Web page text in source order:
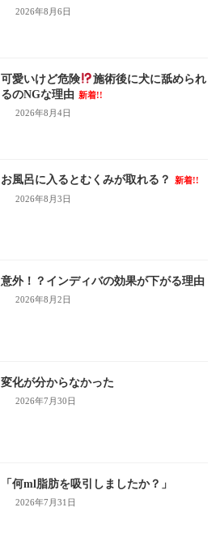
2026年8月6日
可愛いけど危険
施術後に犬に舐められ
るのNGな理由 新着!!
2026年8月4日
お風呂に入るとむくみが取れる？
新着!!
2026年8月3日
意外！？インディバの効果が下がる理由
2026年8月2日
変化が分からなかった
2026年7月30日
「何ml脂肪を吸引しましたか？」
2026年7月31日